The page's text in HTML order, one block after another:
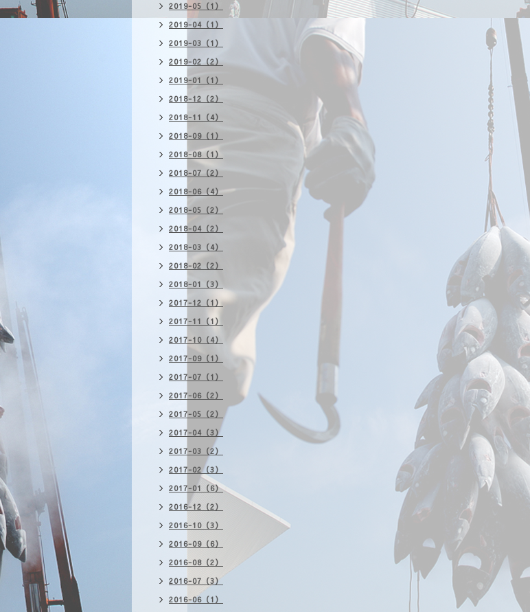
2019-05（1）
2019-04（1）
2019-03（1）
2019-02（2）
2019-01（1）
2018-12（2）
2018-11（4）
2018-09（1）
2018-08（1）
2018-07（2）
2018-06（4）
2018-05（2）
2018-04（2）
2018-03（4）
2018-02（2）
2018-01（3）
2017-12（1）
2017-11（1）
2017-10（4）
2017-09（1）
2017-07（1）
2017-06（2）
2017-05（2）
2017-04（3）
2017-03（2）
2017-02（3）
2017-01（6）
2016-12（2）
2016-10（3）
2016-09（6）
2016-08（2）
2016-07（3）
2016-06（1）